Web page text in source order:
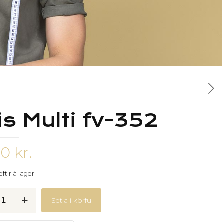
Multi fv-352
kr.
á lager
Setja í körfu